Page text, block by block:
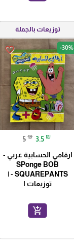
توزيعات بالجملة
favorite_border -30%
5 ₪ 3.5 ₪
ارقامي الحسابية عربي -
SPonge BOB
SQUAREPANTS - |
توزيعات |
add_shopping_cart